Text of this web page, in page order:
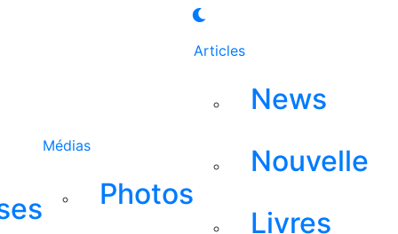
Médias
Photos
Articles
News
Nouvelle
Livres